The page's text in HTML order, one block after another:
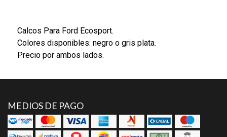
Calcos Para Ford Ecosport.
Colores disponibles: negro o gris plata.
Precio por ambos lados.
MEDIOS DE PAGO